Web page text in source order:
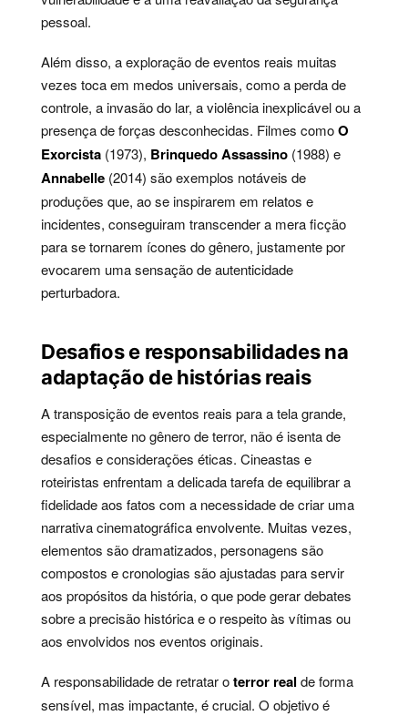
pessoal.
Além disso, a exploração de eventos reais muitas
vezes toca em medos universais, como a perda de
controle, a invasão do lar, a violência inexplicável ou a
presença de forças desconhecidas. Filmes comoO
Exorcista (1973), Brinquedo Assassino (1988) e
Annabelle (2014) são exemplos notáveis de
produções que, ao se inspirarem em relatos e
incidentes, conseguiram transcender a mera ficção
para se tornarem ícones do gênero, justamente por
evocarem uma sensação de autenticidade
perturbadora.
Desafios e responsabilidades na
adaptação de histórias reais
A transposição de eventos reais para a tela grande,
especialmente no gênero de terror, não é isenta de
desafios e considerações éticas. Cineastas e
roteiristas enfrentam a delicada tarefa de equilibrar a
fidelidade aos fatos com a necessidade de criar uma
narrativa cinematográfica envolvente. Muitas vezes,
elementos são dramatizados, personagens são
compostos e cronologias são ajustadas para servir
aos propósitos da história, o que pode gerar debates
sobre a precisão histórica e o respeito às vítimas ou
aos envolvidos nos eventos originais.
A responsabilidade de retratar oterror real de forma
sensível, mas impactante, é crucial. O objetivo é